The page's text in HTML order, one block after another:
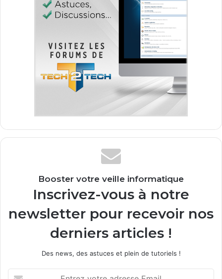
Booster votre veille informatique
Inscrivez-vous à notre
newsletter pour recevoir nos
derniers articles !
Des news, des astuces et plein de tutoriels !